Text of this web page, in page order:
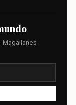
Magallanes